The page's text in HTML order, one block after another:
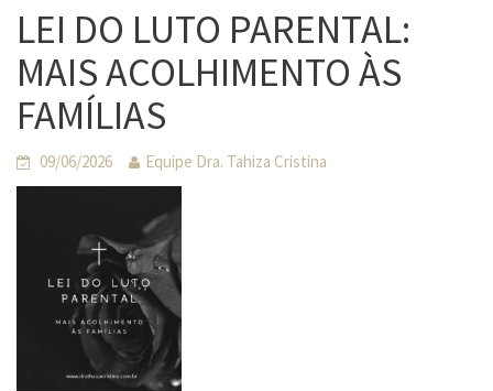
LEI DO LUTO PARENTAL:
MAIS ACOLHIMENTO ÀS
FAMÍLIAS
09/06/2026 Equipe Dra. Tahiza Cristina